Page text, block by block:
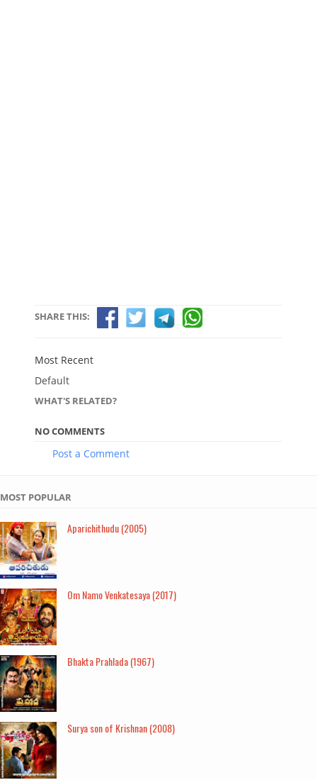
SHARE THIS:
Most Recent
Default
WHAT'S RELATED?
NO COMMENTS
Post a Comment
MOST POPULAR
Aparichithudu (2005)
Om Namo Venkatesaya (2017)
Bhakta Prahlada (1967)
Surya son of Krishnan (2008)